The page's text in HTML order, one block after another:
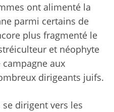
ont alimenté la
parmi certains de
plus fragmenté le
et néophyte
aux
dirigeants juifs.
se dirigent vers les